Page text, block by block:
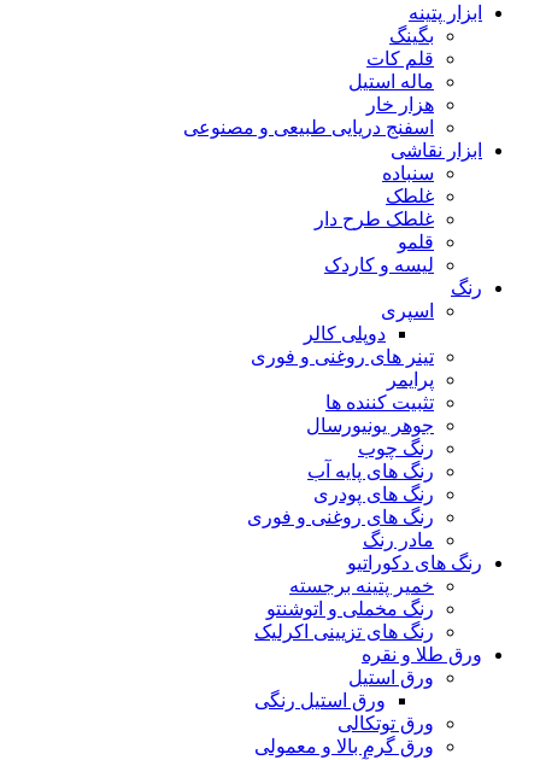
ابزار پتینه
بگینگ
قلم کات
ماله استیل
هزار خار
اسفنج دریایی طبیعی و مصنوعی
ابزار نقاشی
سنباده
غلطک
غلطک طرح دار
قلمو
لیسه و کاردک
رنگ
اسپری
دوپلی کالر
تینر های روغنی و فوری
پرایمر
تثبیت کننده ها
جوهر یونیورسال
رنگ چوب
رنگ‌ های پایه آب
رنگ های پودری
رنگ‌ های روغنی و فوری
مادر رنگ
رنگ های دکوراتیو
خمیر پتینه برجسته
رنگ مخملی و اتوشنتو
رنگ های تزیینی اکرلیک
ورق طلا و نقره
ورق استیل
ورق استیل رنگی
ورق توتکالی
ورق گرم بالا و معمولی